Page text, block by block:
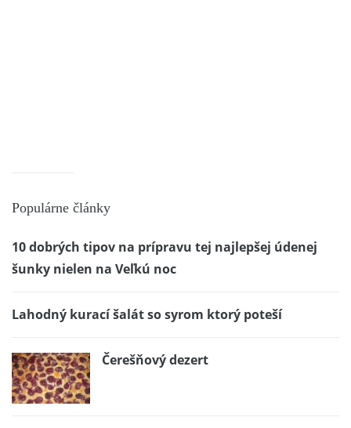
Populárne články
10 dobrých tipov na prípravu tej najlepšej údenej
šunky nielen na Veľkú noc
Lahodný kurací šalát so syrom ktorý poteší
Čerešňový dezert